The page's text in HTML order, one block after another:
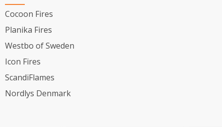
Cocoon Fires
Planika Fires
Westbo of Sweden
Icon Fires
ScandiFlames
Nordlys Denmark